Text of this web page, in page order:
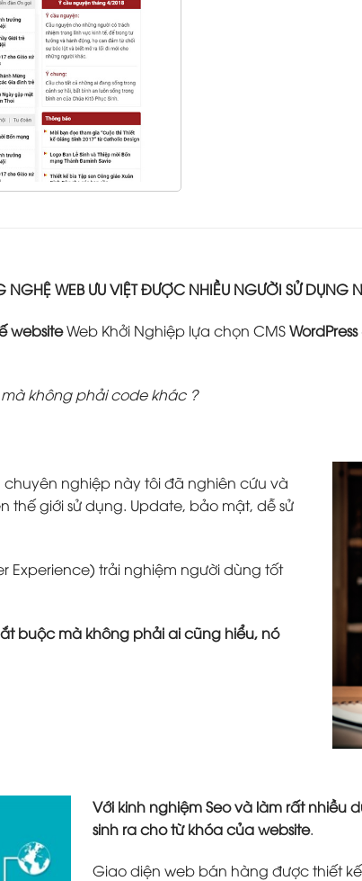
NGHỆ WEB ƯU VIỆT ĐƯỢC NHIỀU NGƯỜI SỬ DỤNG
websiteWeb Khởi Nghiệp lựa chọn CMSWordPress
không phải code khác ?
nghiệp này tôi đã nghiên cứu và
thế giới sử dụng. Update, bảo mật, dễ sử
Experience) trải nghiệm người dùng tốt
buộc mà không phải ai cũng hiểu, nó
Với kinh nghiệm Seo và làm rất nhiều
sinh ra cho từ khóa của website.
Giao diện web bán hàng được thiết